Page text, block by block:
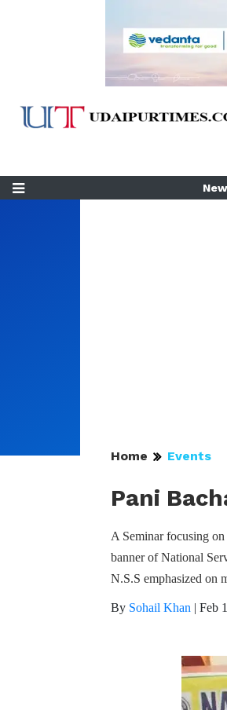
Home Events
Pani
A Seminar focusing
banner of National
N.S.S emphasized on
By Sohail Khan | Feb